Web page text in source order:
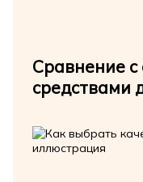
Сравнение
средствами